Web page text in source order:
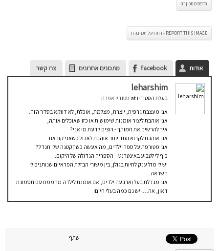
הדפס מתכון זה
REPORT THIS IMAGE - דווח על תמונה זו
אודות Facebook מתכונים אחרונים צרו קשר
leharshim
בעלת הסטודיו
סטודיו אפרת
אני מעצבת גרפית, יוצרת, מצלמת, אוכלת, לא דווקא בסדר הזה.
אני אוהבת ליצור אומנות שימושית או כזו שאוכלים אותה,
איך להרשים את חמותך - רוצים לדעת מי אני?
אני אוהבת לקרוא ועוד יותר אוהבת לאכול כשאני קוראת.
אני מטורפת על ספרי ילדים, מה אעשה כשהקטנה שלי תגדל?
כיף לי לטבוע באינטרנט – הספריה הגדולה של היקום.
יש לי מזל ענק לחיות בגולן, בין משורי הבזלת הפראיים שנותנים לי
השראה.
אני מגדלת בעל וארבעה ילדים, אם אומנת לילדה מהממת עם תסמונת
דאון, אה… ויש גם כמה בעלי חיים!
שתף